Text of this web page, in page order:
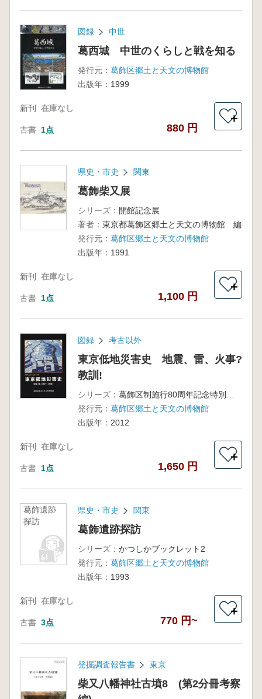
図録 中世
葛西城 中世のくらしと戦を知る
発行元： 葛飾区郷土と天文の博物館
出版年： 1999
新刊 在庫なし
古書 1点 880 円
＋
県史・市史 関東
葛飾柴又展
シリーズ： 開館記念展
著者： 東京都葛飾区郷土と天文の博物館 編
発行元： 葛飾区郷土と天文の博物館
出版年： 1991
新刊 在庫なし
古書 1点 1,100 円
＋
図録 考古以外
東京低地災害史 地震、雷、火事?
教訓!
シリーズ：
発行元： 葛飾区郷土と天文の博物館
出版年： 2012
新刊 在庫なし
古書 1点 1,650 円
＋
葛飾遺跡
探訪
県史・市史 関東
葛飾遺跡探訪
シリーズ： かつしかブックレット2
発行元： 葛飾区郷土と天文の博物館
出版年： 1993
新刊 在庫なし
古書 3点 770 円~
＋
発掘調査報告書 東京
柴又八幡神社古墳8 (第2分冊考察